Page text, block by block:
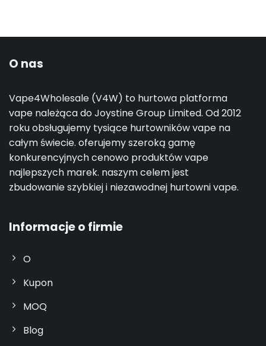
O nas
Vape4Wholesale (V4W) to hurtowa platforma
vape należąca do Joystine Group Limited. Od 2012
roku obsługujemy tysiące hurtowników vape na
całym świecie. oferujemy szeroką gamę
konkurencyjnych cenowo produktów vape
najlepszych marek. naszym celem jest
zbudowanie szybkiej i niezawodnej hurtowni vape.
Informacje o firmie
O
Kupon
MOQ
Blog